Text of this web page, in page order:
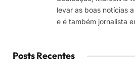
levar as boas notícias
e é também jornalista
Posts Recentes